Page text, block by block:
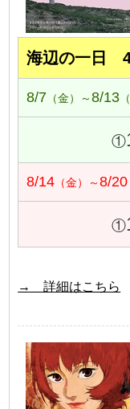
海辺の一日
8/7 （金）～8/13
①
8/14 （金）～8/20
①
→ 詳細はこちら